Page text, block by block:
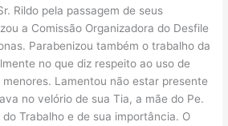
Rildo pela passagem de seus
a Comissão Organizadora do Desfile
Parabenizou também o trabalho da
no que diz respeito ao uso de
Lamentou não estar presente
no velório de sua Tia, a mãe do Pe.
Trabalho e de sua importância. O